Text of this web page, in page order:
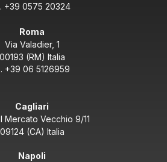
+39 0575 20324
Roma
Via Valadier, 1
00193 (RM) Italia
+39 06 5126959
Cagliari
Mercato Vecchio 9/11
09124 (CA) Italia
Napoli